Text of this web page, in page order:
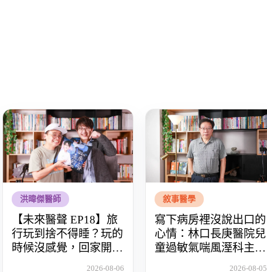
洪暐傑醫師
【未來醫聲 EP18】旅
行玩到捨不得睡？玩的
時候沒感覺，回家開始
2026-08-06
敘事醫學
寫下病房裡沒說出口的
心情：林口長庚醫院兒
童過敏氣喘風溼科主治
2026-08-05